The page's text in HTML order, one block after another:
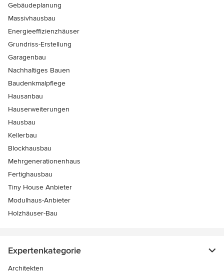
Gebäudeplanung
Massivhausbau
Energieeffizienzhäuser
Grundriss-Erstellung
Garagenbau
Nachhaltiges Bauen
Baudenkmalpflege
Hausanbau
Hauserweiterungen
Hausbau
Kellerbau
Blockhausbau
Mehrgenerationenhaus
Fertighausbau
Tiny House Anbieter
Modulhaus-Anbieter
Holzhäuser-Bau
Expertenkategorie
Architekten